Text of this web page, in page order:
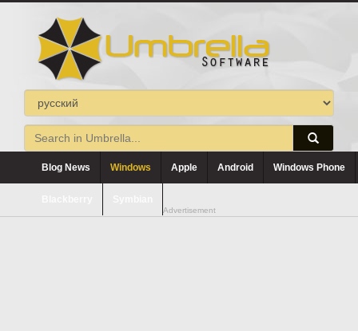
Blog News Windows Apple Android Windows Phone
Advertisement